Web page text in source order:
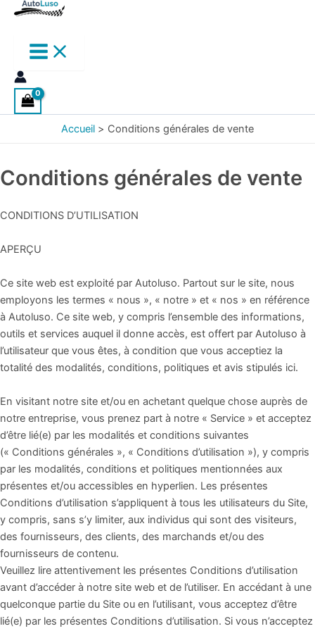
Accueil Conditions générales de vente
Conditions générales de vente
CONDITIONS D’UTILISATION
APERÇU
Ce site web est exploité par Autoluso. Partout sur le site, nous
employons les termes « nous », « notre » et « nos » en référence
à Autoluso. Ce site web, y compris l’ensemble des informations,
outils et services auquel il donne accès, est offert par Autoluso à
l’utilisateur que vous êtes, à condition que vous acceptiez la
totalité des modalités, conditions, politiques et avis stipulés ici.
En visitant notre site et/ou en achetant quelque chose auprès de
notre entreprise, vous prenez part à notre « Service » et acceptez
d’être lié(e) par les modalités et conditions suivantes
(« Conditions générales », « Conditions d’utilisation »), y compris
par les modalités, conditions et politiques mentionnées aux
présentes et/ou accessibles en hyperlien. Les présentes
Conditions d’utilisation s’appliquent à tous les utilisateurs du Site,
y compris, sans s’y limiter, aux individus qui sont des visiteurs,
des fournisseurs, des clients, des marchands et/ou des
fournisseurs de contenu.
Veuillez lire attentivement les présentes Conditions d’utilisation
avant d’accéder à notre site web et de l’utiliser. En accédant à une
quelconque partie du Site ou en l’utilisant, vous acceptez d’être
lié(e) par les présentes Conditions d’utilisation. Si vous n’acceptez